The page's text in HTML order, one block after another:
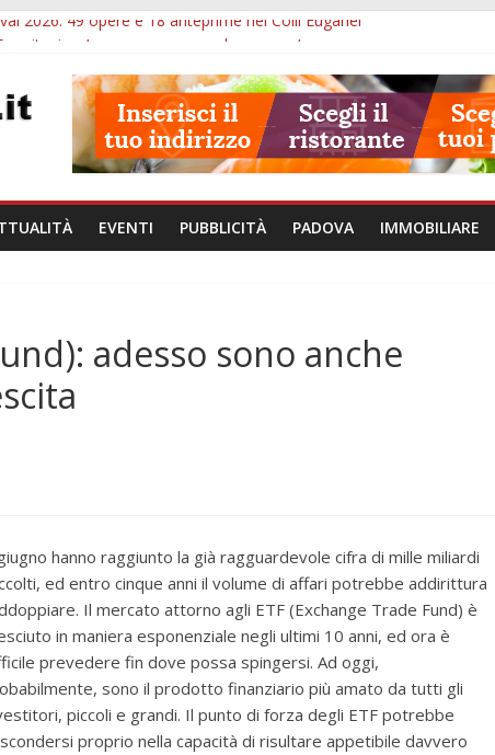
2026: 49 opere e 18 anteprime nei Colli Euganei
ore 21: lavoratore morto, credito sul gasolio e IA nei Comuni
visite ed escursioni fino a settembre
di Padova: 5 funzionari, domande entro il 7 agosto
EVENTI PUBBLICITÀ PADOVA IMMOBILIARE
adesso sono anche
hanno raggiunto la già ragguardevole cifra di mille miliardi
, ed entro cinque anni il volume di affari potrebbe addirittura
Il mercato attorno agli ETF (Exchange Trade Fund) è
in maniera esponenziale negli ultimi 10 anni, ed ora è
prevedere fin dove possa spingersi. Ad oggi,
sono il prodotto finanziario più amato da tutti gli
piccoli e grandi. Il punto di forza degli ETF potrebbe
proprio nella capacità di risultare appetibile davvero